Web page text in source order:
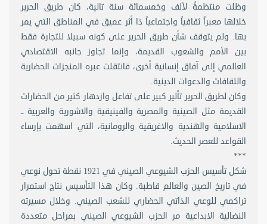
وظلت منتظمةً لألف وخمسمائة سنة تالية، كان طريق الحرير
خلالها معبراً ثقافياً واجتماعياً ذا أثر عميق في المناطق التي يمر
بها. ولم يتوقف شأن طريق الحرير على كونه سبيلا للتجارة فقط
بين الأمم والشعوب القديمة، وإنما تجاوز جانبه الاقتصادي
العالمي إلى آفاق إنسانية أخرى، فانتقلت عبره المنجزات الحضارية
والثقافات والدعوات الدينية.
وكان لطريق الحرير تأثير كبير على تفاعل وازدهار كثير من الحضارات
القديمة مثل الصينية والمصرية والفينيقية والاشورية والعربية ــ
الاسلامية والهندية والاغريقية والرومانية، التي اسهمت بإرساء
القواعد للعصر الحديث.
***
شكل تأسيس الحزب الشيوعي الصيني في 1921 نقطة تحول نوعي
في تاريخ الصين والعالم قاطبة. وكان هذا التأسيس نتاج استمرار
تراكمي للوعي الذاتي الحضاري للشعب الصيني. وخلال مسيرته
النضالية الابداعية مر الحزب الشيوعي الصيني بمراحل متعددة